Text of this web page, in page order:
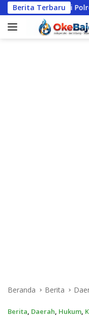
Langsung
ke
konten
Berita Terbaru
Polres Mabar,
Beranda Berita
Berita, Daerah, Hukum,